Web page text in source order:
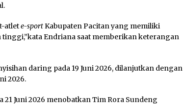
atlete-sportKabupaten Pacitan yang memiliki
Endriana saat memberikan keterangan
daring pada 19 Juni 2026, dilanjutkan dengan
2026.
Juni 2026 menobatkan Tim Rora Sundeng